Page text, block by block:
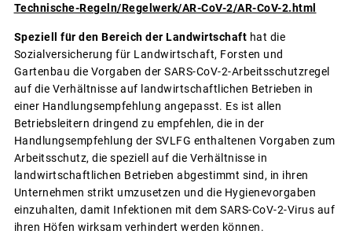
Technische-Regeln/Regelwerk/AR-CoV-2/AR-CoV-2.html
Speziell für den Bereich der Landwirtschaft hat die
Sozialversicherung für Landwirtschaft, Forsten und
Gartenbau die Vorgaben der SARS-CoV-2-Arbeitsschutzregel
auf die Verhältnisse auf landwirtschaftlichen Betrieben in
einer Handlungsempfehlung angepasst. Es ist allen
Betriebsleitern dringend zu empfehlen, die in der
Handlungsempfehlung der SVLFG enthaltenen Vorgaben zum
Arbeitsschutz, die speziell auf die Verhältnisse in
landwirtschaftlichen Betrieben abgestimmt sind, in ihren
Unternehmen strikt umzusetzen und die Hygienevorgaben
einzuhalten, damit Infektionen mit dem SARS-CoV-2-Virus auf
ihren Höfen wirksam verhindert werden können.